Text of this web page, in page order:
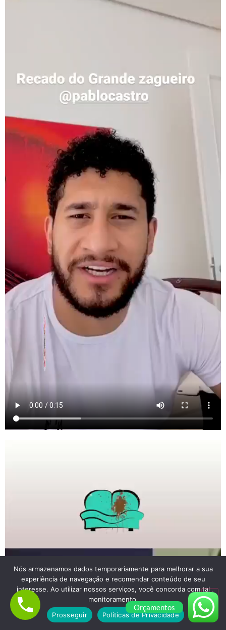
Orçamentos
Nós armazenamos dados temporariamente para melhorar a sua
experiência de navegação e recomendar conteúdo de seu
interesse. Ao utilizar nossos serviços, você concorda com tal
monitoramento.
Prosseguir
Políticas de Privacidade